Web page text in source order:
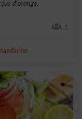
d'orange.
1